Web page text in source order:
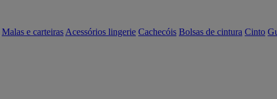
Malas e carteiras Acessórios lingerie Cachecóis Bolsas de cintura Cinto